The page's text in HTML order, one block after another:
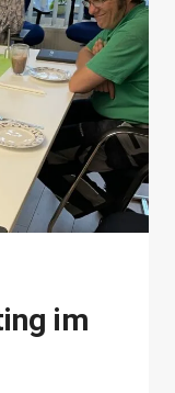
im